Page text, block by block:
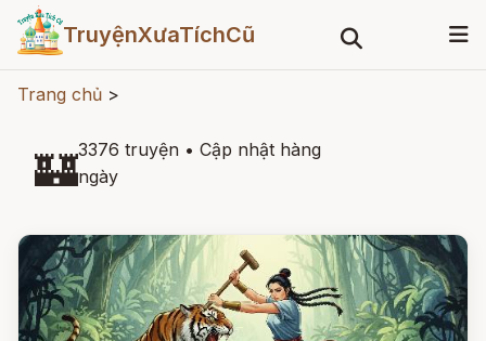
TruyệnXưaTíchCũ
Trang chủ >
🏰3376 truyện • Cập nhật hàng
ngày